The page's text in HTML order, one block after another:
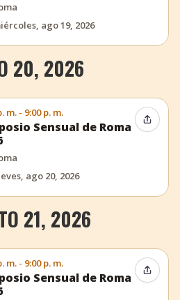
ago 19, 2026
20, 2026
m. - 9:00 p. m.
Sensual de Roma
ago 20, 2026
21, 2026
m. - 9:00 p. m.
Sensual de Roma